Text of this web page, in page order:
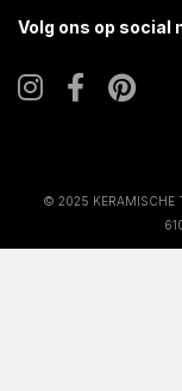
Volg ons op social
© 2025 KERAMISCHE